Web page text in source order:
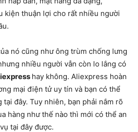
kiện thuận lợi cho rất nhiều người
nó cũng như ông trùm chống lưng
nhiều người vẫn còn lo lắng có
hay không. Aliexpress hoàn
mại điện tử uy tín và bạn có thể
tại đây. Tuy nhiên, bạn phải nắm rõ
hàng như thế nào thì mới có thể an
tại đây được.